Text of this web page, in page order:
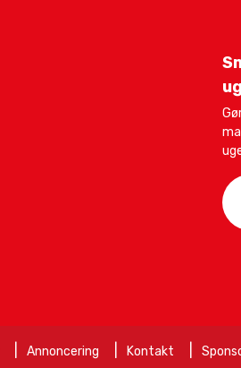
Annoncering Kontakt